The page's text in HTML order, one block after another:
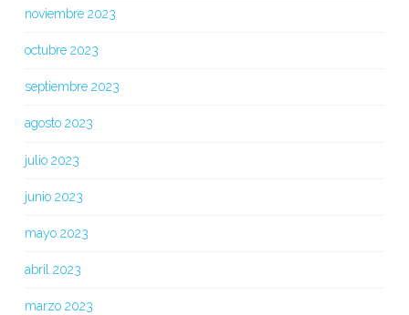
noviembre 2023
octubre 2023
septiembre 2023
agosto 2023
julio 2023
junio 2023
mayo 2023
abril 2023
marzo 2023